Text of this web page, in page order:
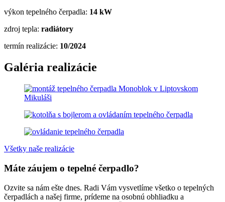
výkon tepelného čerpadla: 14 kW
zdroj tepla: radiátory
termín realizácie: 10/2024
Galéria realizácie
Všetky naše realizácie
Máte záujem o tepelné čerpadlo?
Ozvite sa nám ešte dnes. Radi Vám vysvetlíme všetko o tepelných
čerpadlách a našej firme, prídeme na osobnú obhliadku a